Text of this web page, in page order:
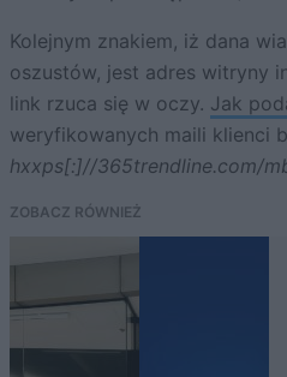
Kolejnym znakiem, iż dana
oszustów, jest adres witryny
link rzuca się w oczy. Jak
weryfikowanych maili klienci
hxxps[:]//365trendline.com/
ZOBACZ RÓWNIEŻ